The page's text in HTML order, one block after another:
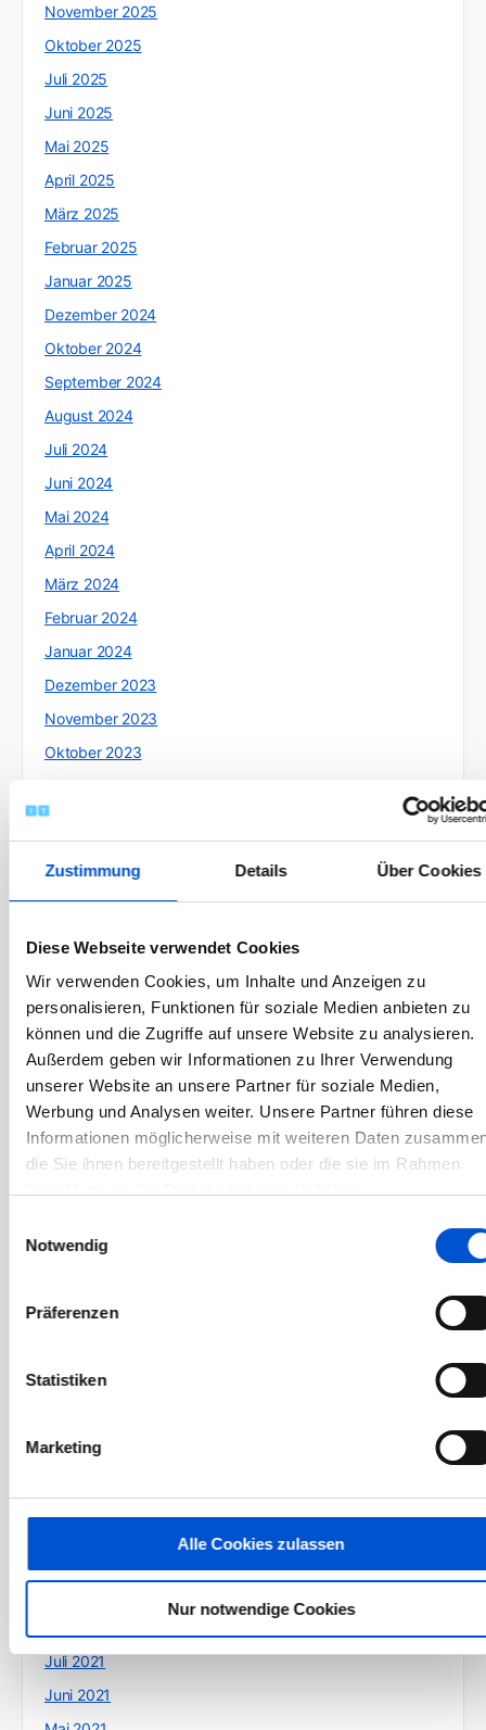
Zustimmung Details Über Cookies
Diese Webseite verwendet Cookies
Wir verwenden Cookies, um Inhalte und Anzeigen zu
personalisieren, Funktionen für soziale Medien anbieten zu
können und die Zugriffe auf unsere Website zu analysieren.
Außerdem geben wir Informationen zu Ihrer Verwendung
unserer Website an unsere Partner für soziale Medien,
Werbung und Analysen weiter. Unsere Partner führen diese
Informationen möglicherweise mit weiteren Daten
die Sie ihnen bereitgestellt haben oder die sie im Rahmen
Notwendig
Präferenzen
Statistiken
Marketing
Alle Cookies zulassen
Nur notwendige Cookies
November 2025
Oktober 2025
Juli 2025
Juni 2025
Mai 2025
April 2025
März 2025
Februar 2025
Januar 2025
Dezember 2024
Oktober 2024
September 2024
August 2024
Juli 2024
Juni 2024
Mai 2024
April 2024
März 2024
Februar 2024
Januar 2024
Dezember 2023
November 2023
Oktober 2023
August 2023
April 2023
März 2023
Januar 2023
Dezember 2022
November 2022
Oktober 2022
Juli 2022
Mai 2022
März 2022
Januar 2022
Juli 2021
Juni 2021